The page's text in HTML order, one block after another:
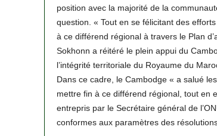
position avec la majorité de la
question. « Tout en se félicitant des
à ce différend régional à travers le Plan
Sokhonn a réitéré le plein appui du
l’intégrité territoriale du Royaume du
Dans ce cadre, le Cambodge « a salué
mettre fin à ce différend régional, tout en
entrepris par le Secrétaire général de
conformes aux paramètres des